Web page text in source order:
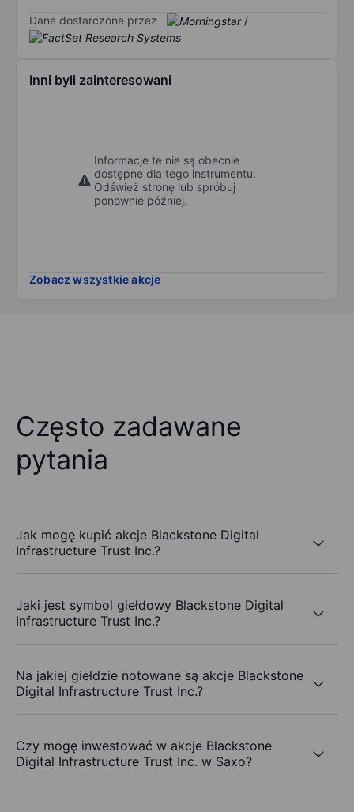
Dane dostarczone przez /
Inni byli zainteresowani
Informacje te nie są obecnie
dostępne dla tego instrumentu.
Odśwież stronę lub spróbuj
ponownie później.
Zobacz wszystkie akcje
Często zadawane
pytania
Jak mogę kupić akcje Blackstone Digital
Infrastructure Trust Inc.?
Jaki jest symbol giełdowy Blackstone Digital
Infrastructure Trust Inc.?
Na jakiej giełdzie notowane są akcje Blackstone
Digital Infrastructure Trust Inc.?
Czy mogę inwestować w akcje Blackstone
Digital Infrastructure Trust Inc. w Saxo?